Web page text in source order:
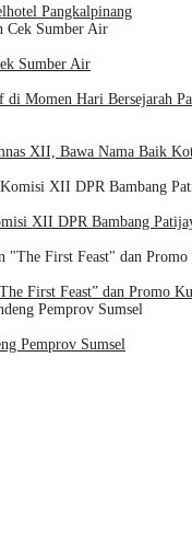
Pangkalpinang
Sumber Air
di Momen Hari Bersejarah
XII, Bawa Nama Baik
XII DPR Bambang
First Feast” dan Promo
Pemprov Sumsel